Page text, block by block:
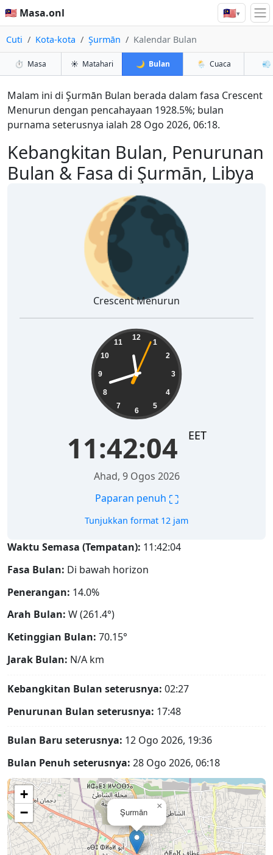
🇲🇾 Masa.onl 🇲🇾▾
Cuti Kota-kota Şurmān Kalendar Bulan
⏱️ Masa ☀️ Matahari 🌙 Bulan 🌦️ Cuaca 💨
Kebangkitan Bulan, Penurunan
Bulan & Fasa di Şurmān, Libya
Malam ini di Şurmān Bulan berada dalam fasa Crescent
Menurun dengan pencahayaan 1928.5%; bulan
purnama seterusnya ialah 28 Ogo 2026, 06:18.
🌘
Crescent Menurun
12
1
2
3
4
5
6
7
8
9
10
11
11:42:05 EET
Ahad, 9 Ogos 2026
Paparan penuh ⛶
Tunjukkan format 12 jam
Waktu Semasa (Tempatan): 11:42:05
Fasa Bulan: Di bawah horizon
Penerangan: 14.0%
Arah Bulan: W (261.4°)
Ketinggian Bulan: 70.15°
Jarak Bulan: N/A km
Kebangkitan Bulan seterusnya: 02:27
Penurunan Bulan seterusnya: 17:48
Bulan Baru seterusnya: 12 Ogo 2026, 19:36
Bulan Penuh seterusnya: 28 Ogo 2026, 06:18
Şurmān
×
+
−